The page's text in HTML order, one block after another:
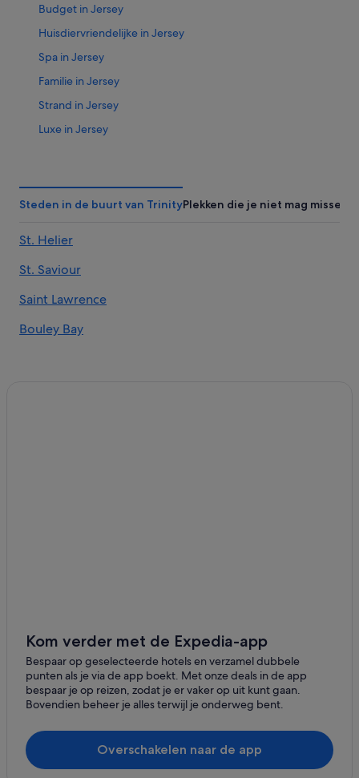
Budget in Jersey
Huisdiervriendelijke in Jersey
Spa in Jersey
Familie in Jersey
Strand in Jersey
Luxe in Jersey
Hotels in Bouley Bay
Hotels in St Aubin
Hotels in St. Helier
Hotels in Grouville
Hotels in Gorey
Steden in de buurt van TrinityPlekken die je niet mag missen
St. Helier
St. Saviour
Saint Lawrence
Bouley Bay
Kom verder met de Expedia-app
Bespaar op geselecteerde hotels en verzamel dubbele
punten als je via de app boekt. Met onze deals in de app
bespaar je op reizen, zodat je er vaker op uit kunt gaan.
Bovendien beheer je alles terwijl je onderweg bent.
Overschakelen naar de app